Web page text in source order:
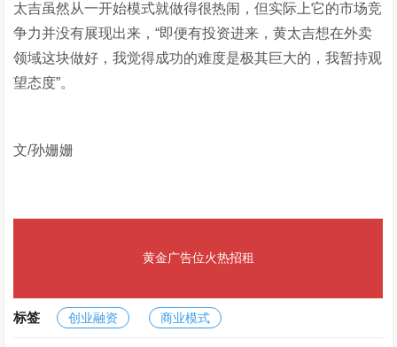
太吉虽然从一开始模式就做得很热闹，但实际上它的市场竞
争力并没有展现出来，“即便有投资进来，黄太吉想在外卖
领域这块做好，我觉得成功的难度是极其巨大的，我暂持观
望态度”。
文/孙姗姗
黄金广告位火热招租
标签 创业融资 商业模式